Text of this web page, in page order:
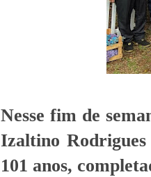
Nesse fim de
Izaltino
101 anos,